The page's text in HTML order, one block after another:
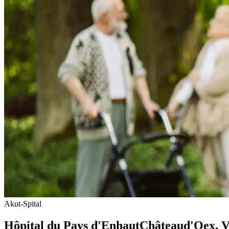
Akut-Spital
Hôpital du Pays d'EnhautChâteau­d'Oex,